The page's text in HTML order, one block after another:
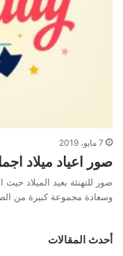
7 مايو، 2019
صور اعياد ميلاد
صور للتهنئة بعيد الميلاد
وسعادة مجموعة كبيرة من
أحدث المقالات